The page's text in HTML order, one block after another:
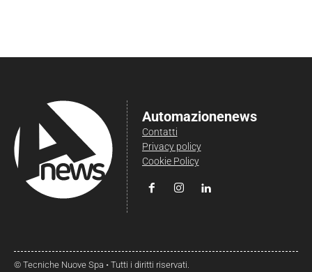
Automazionenews
Contatti
Privacy policy
Cookie Policy
© Tecniche Nuove Spa • Tutti i diritti riservati.